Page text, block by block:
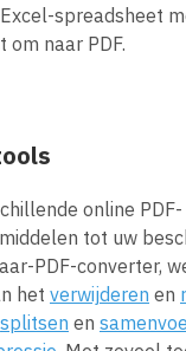
spreadsheet
naar PDF.
online PDF-
tot uw
PDF-converter,
het verwijderen en
splitsen en